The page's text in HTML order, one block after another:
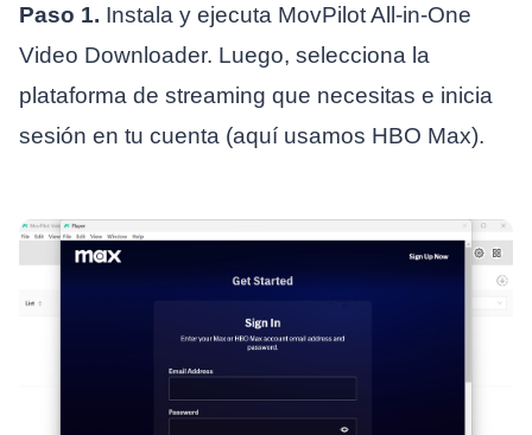
Paso 1. Instala y ejecuta MovPilot All-in-One
Video Downloader. Luego, selecciona la
plataforma de streaming que necesitas e inicia
sesión en tu cuenta (aquí usamos HBO Max).